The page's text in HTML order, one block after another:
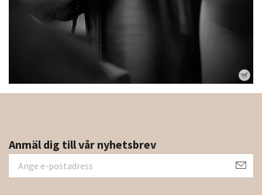
Anmäl dig till vår nyhetsbrev